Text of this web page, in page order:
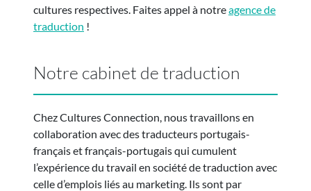
cultures respectives. Faites appel à notreagence de
traduction !
Notre cabinet de traduction
Chez Cultures Connection, nous travaillons en
collaboration avec des traducteurs portugais-
français et français-portugais qui cumulent
l’expérience du travail en société de traduction avec
celle d’emplois liés au marketing. Ils sont par